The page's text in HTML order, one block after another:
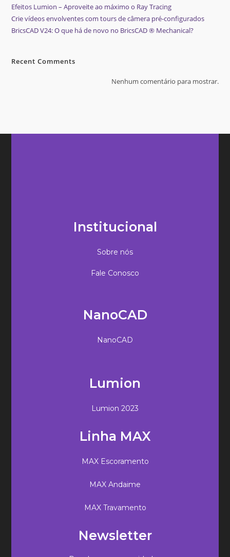
Efeitos Lumion – Aproveite ao máximo o Ray Tracing
Crie vídeos envolventes com tours de câmera pré-configurados
BricsCAD V24: O que há de novo no BricsCAD ® Mechanical?
Recent Comments
Nenhum comentário para mostrar.
Institucional
Sobre nós
Fale Conosco
NanoCAD
NanoCAD
Lumion
Lumion 2023
Linha MAX
MAX Escoramento
MAX Andaime
MAX Travamento
Newsletter